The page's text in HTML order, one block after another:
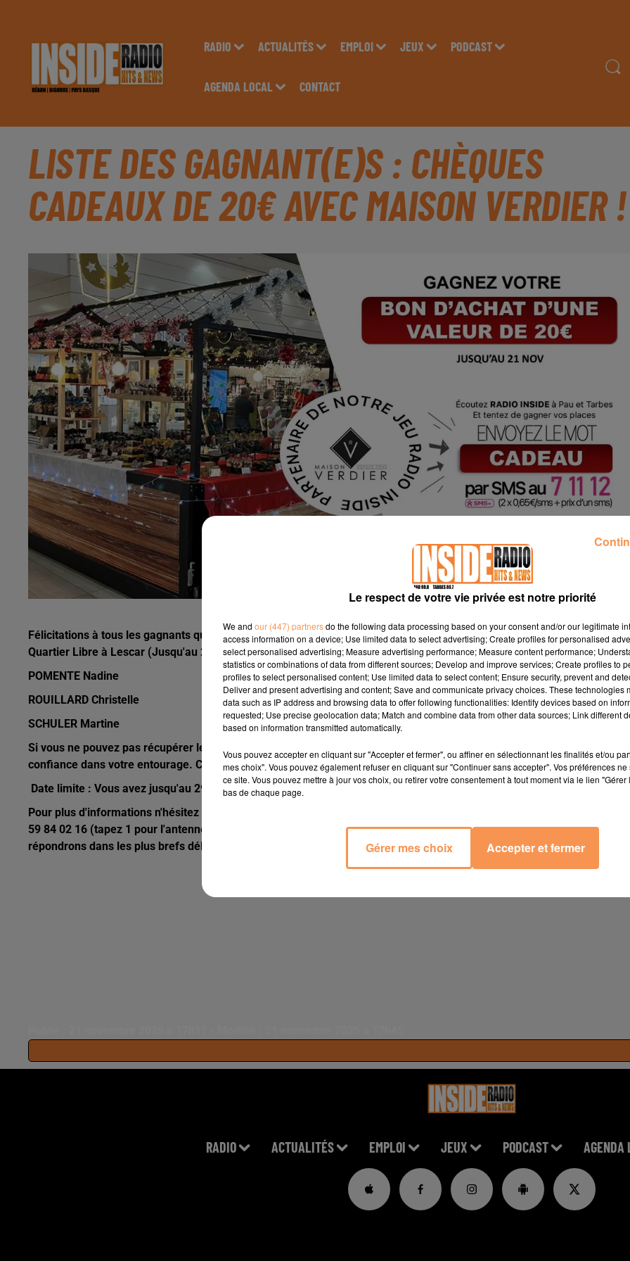
RADIO ACTUALITÉS EMPLOI JEUX PODCAST
AGENDA LOCAL CONTACT
LISTE DES GAGNANT(E)S : CHÈQUES
CADEAUX DE 20€ AVEC MAISON VERDIER !
Félicitations à tous les gagnants qui remportent chacun un bon d'achat d'une valeur de 20€ a récupérerAu chalet de
Quartier Libre à Lescar (Jusqu'au 29 décembre)
POMENTE Nadine
ROUILLARD Christelle
SCHULER Martine
Si vous ne pouvez pas récupérer le bon d'achat vous-même, pensez à confier votre carte d'identité à une personne de
confiance dans votre entourage. Cela permettra à cette personne de retirer le bon d'achat à votre place.
Date limite : Vous avez jusqu'au 29 décembre pour venir récupérer votre bon.
Pour plus d'informations n'hésitez pas à contacter notre standard de 9h à 12h et de 14h à 19h du lundi au vendredi au 05
59 84 02 16 (tapez 1 pour l'antenne) ou à envoyer un message directement sur notre site internetici. Nous vous
répondrons dans les plus brefs délais.
RADIO ACTUALITÉS EMPLOI JEUX PODCAST AGENDA
Le respect de votre vie privée est notre priorité
We and our (447) partnersdo the following data processing based on your consent and/or our legitimate
access information on a device; Use limited data to select advertising; Create profiles for personalised
select personalised advertising; Measure advertising performance; Measure content performance;
statistics or combinations of data from different sources; Develop and improve services; Create profiles to
profiles to select personalised content; Use limited data to select content; Ensure security, prevent and
Deliver and present advertising and content; Save and communicate privacy choices. These technologies
data such as IP address and browsing data to offer following functionalities: Identify devices based on
requested; Use precise geolocation data; Match and combine data from other data sources; Link different
based on information transmitted automatically.
Vous pouvez accepter en cliquant sur "Accepter et fermer", ou affiner en sélectionnant les finalités et/ou
mes choix". Vous pouvez également refuser en cliquant sur "Continuer sans accepter". Vos préférences
ce site. Vous pouvez mettre à jour vos choix, ou retirer votre consentement à tout moment via le lien
bas de chaque page.
Gérer mes choix Accepter et fermer